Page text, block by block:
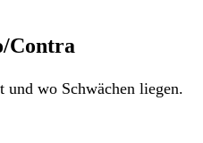
Contra
wo Schwächen liegen.